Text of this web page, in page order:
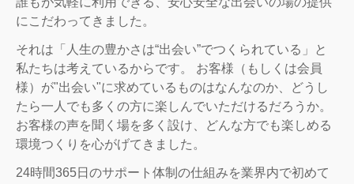
にこだわってきました。
それは「人生の豊かさは“出会い”でつくられている」と
私たちは考えているからです。 お客様（もしくは会員
様）が"出会い"に求めているものはなんなのか、どうし
たら一人でも多くの方に楽しんでいただけるだろうか。
お客様の声を聞く場を多く設け、どんな方でも楽しめる
環境つくりを心がげてきました。
24時間365日のサポート体制の仕組みを業界内で初めて